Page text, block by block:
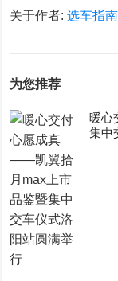
关于作者:选车指南
为您推荐
暖心
集中